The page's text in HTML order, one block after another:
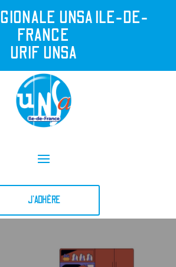
GIONALE UNSA ILE-DE-
FRANCE
URIF UNSA
J'ADHÈRE